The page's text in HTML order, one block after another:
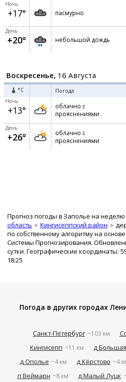
Ночь
+17° пасмурно
День
+20° небольшой дождь
Воскресенье, 16 Августа
°C Погода
Ночь
+13°
облачно с
прояснениями
День
+26°
облачно с
прояснениями
Прогноз погоды в Заполье на неделю
область
Кингисеппский район
по собственному алгоритму на
Системы Прогнозирования.
сутки. Географические координаты:
18:25
Погода в других городах
Санкт-Петербург ~103 км
Кингисепп ~11 км д
д Ополье ~4 км д Кёрстово ~4
п Веймарн ~8 км д Малый Луцк